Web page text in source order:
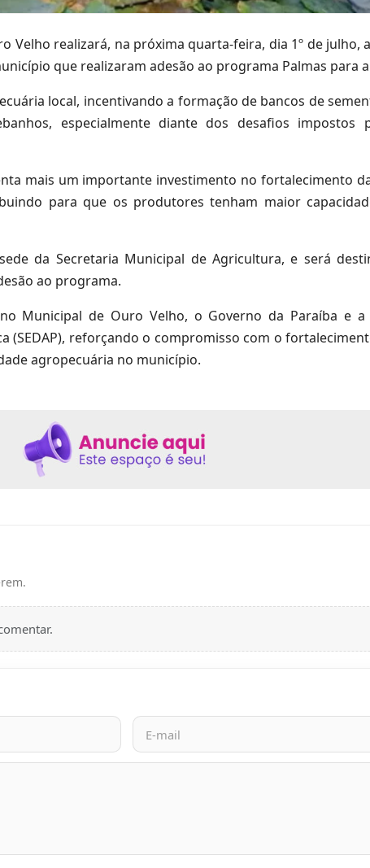
Velho realizará, na próxima quarta-feira, dia 1º de julho,
que realizaram adesão ao programa Palmas para
local, incentivando a formação de bancos de
especialmente diante dos desafios impostos
mais um importante investimento no fortalecimento
para que os produtores tenham maior
da Secretaria Municipal de Agricultura, e será
ao programa.
Municipal de Ouro Velho, o Governo da Paraíba e a
(SEDAP), reforçando o compromisso com o
agropecuária no município.